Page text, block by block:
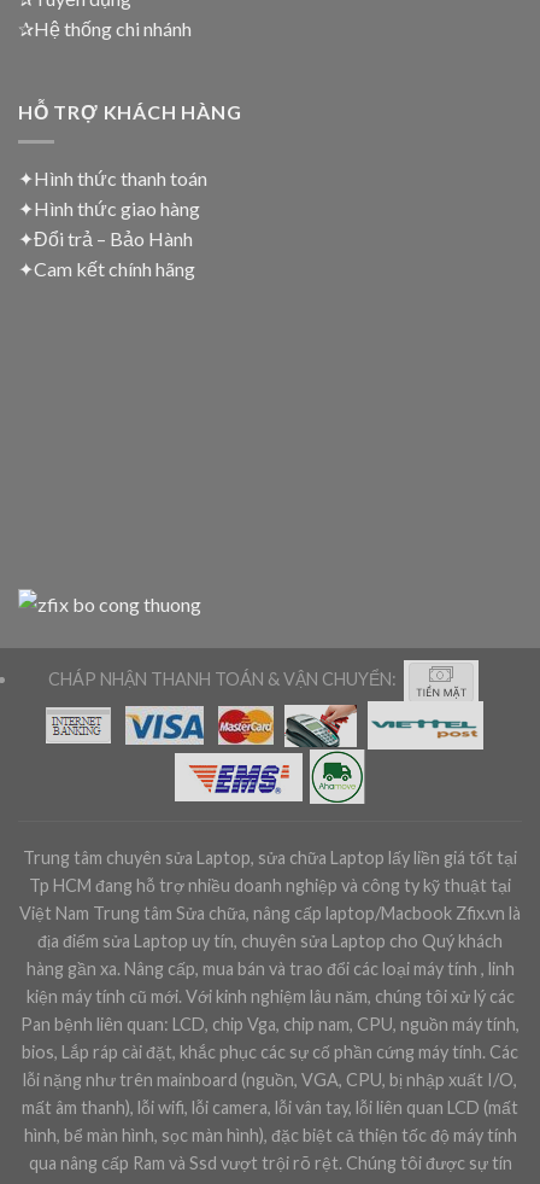
✰Hệ thống chi nhánh
HỖ TRỢ KHÁCH HÀNG
✦Hình thức thanh toán
✦Hình thức giao hàng
✦Đổi trả – Bảo Hành
✦Cam kết chính hãng
CHÁP NHẬN THANH TOÁN & VẬN CHUYỂN:
Trung tâm chuyên sửa Laptop, sửa chữa Laptop lấy liền giá tốt tại
Tp HCM đang hỗ trợ nhiều doanh nghiệp và công ty kỹ thuật tại
Việt Nam Trung tâm Sửa chữa, nâng cấp laptop/Macbook Zfix.vn là
địa điểm sửa Laptop uy tín, chuyên sửa Laptop cho Quý khách
hàng gần xa. Nâng cấp, mua bán và trao đổi các loại máy tính , linh
kiện máy tính cũ mới. Với kinh nghiệm lâu năm, chúng tôi xử lý các
Pan bệnh liên quan: LCD, chip Vga, chip nam, CPU, nguồn máy tính,
bios, Lắp ráp cài đặt, khắc phục các sự cố phần cứng máy tính. Các
lỗi nặng như trên mainboard (nguồn, VGA, CPU, bị nhập xuất I/O,
mất âm thanh), lỗi wifi, lỗi camera, lỗi vân tay, lỗi liên quan LCD (mất
hình, bể màn hình, sọc màn hình), đặc biệt cả thiện tốc độ máy tính
qua nâng cấp Ram và Ssd vượt trội rõ rệt. Chúng tôi được sự tín